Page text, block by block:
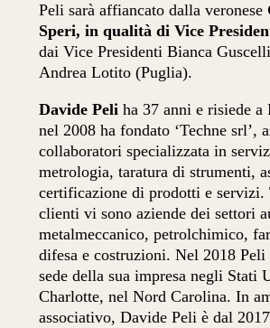
Peli sarà affiancato dalla veronese
Speri, in qualità di Vice
dai Vice Presidenti Bianca
Andrea Lotito (Puglia).
Davide Peli ha 37 anni e risiede a
nel 2008 ha fondato ‘Techne srl’,
collaboratori specializzata in
metrologia, taratura di strumenti,
certificazione di prodotti e servizi.
clienti vi sono aziende dei settori
metalmeccanico, petrolchimico,
difesa e costruzioni. Nel 2018 Peli
sede della sua impresa negli Stati
Charlotte, nel Nord Carolina. In
associativo, Davide Peli è dal